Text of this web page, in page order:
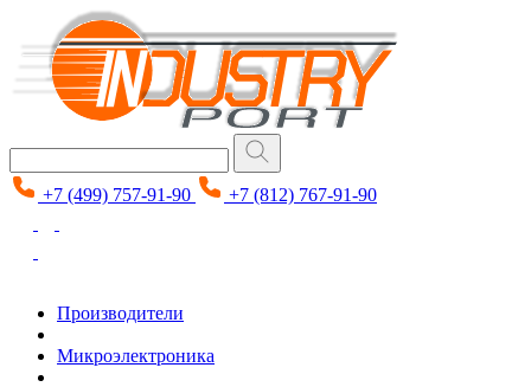
+7 (499) 757-91-90 +7 (812) 767-91-90
Производители
Микроэлектроника